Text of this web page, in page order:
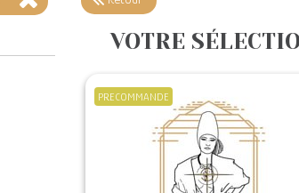
VOTRE
PRECOMMANDE